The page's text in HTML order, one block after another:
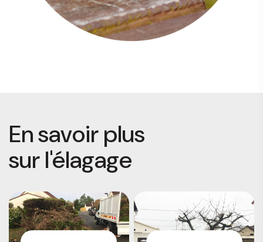
En savoir plus
sur l'élagage